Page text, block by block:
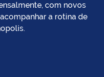
com novos
a rotina de